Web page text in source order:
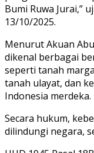
Bumi Ruwa Jurai,”
13/10/2025.
Menurut Akuan
dikenal berbagai
seperti tanah
tanah ulayat, dan
Indonesia merdeka.
Secara hukum,
dilindungi negara,